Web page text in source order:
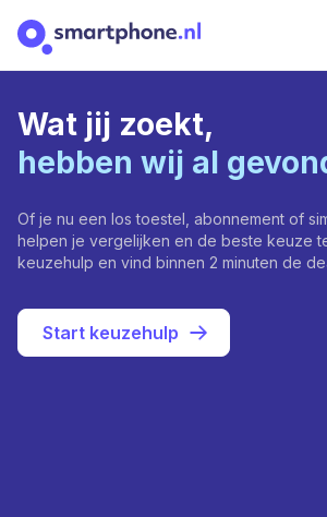
Wat jij zoekt,
hebben wij al
Of je nu een los toestel, abonnement of
helpen je vergelijken en de beste keuze
keuzehulp en vind binnen 2 minuten de
Start keuzehulp